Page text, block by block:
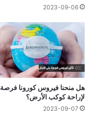
2023-09-06
هل منحنا فيروس كورونا فرصة
لإراحة كوكب الأرض؟
2023-09-07